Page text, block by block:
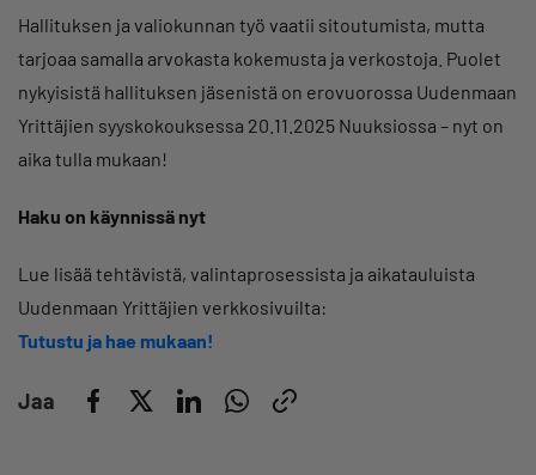
Hallituksen ja valiokunnan työ vaatii sitoutumista, mutta
tarjoaa samalla arvokasta kokemusta ja verkostoja. Puolet
nykyisistä hallituksen jäsenistä on erovuorossa Uudenmaan
Yrittäjien syyskokouksessa 20.11.2025 Nuuksiossa – nyt on
aika tulla mukaan!
Haku on käynnissä nyt
Lue lisää tehtävistä, valintaprosessista ja aikatauluista
Uudenmaan Yrittäjien verkkosivuilta:
Tutustu ja hae mukaan!
Jaa